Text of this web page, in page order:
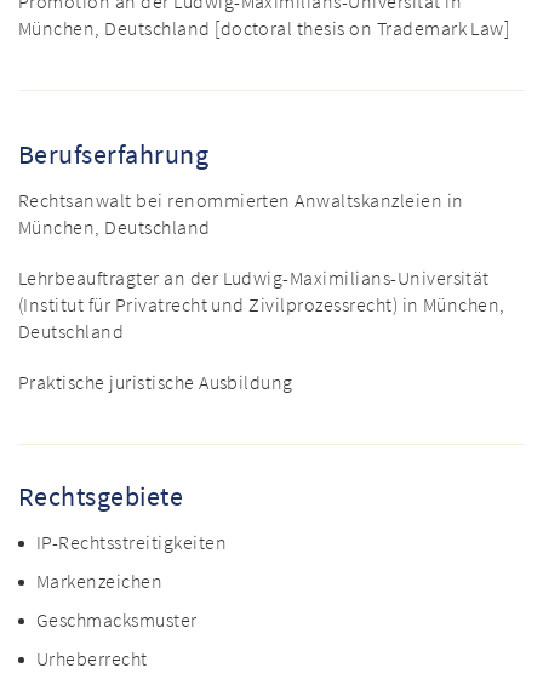
München, Deutschland [doctoral thesis on Trademark Law]
Berufserfahrung
Rechtsanwalt bei renommierten Anwaltskanzleien in
München, Deutschland
Lehrbeauftragter an der Ludwig-Maximilians-Universität
(Institut für Privatrecht und Zivilprozessrecht) in München,
Deutschland
Praktische juristische Ausbildung
Rechtsgebiete
IP-Rechtsstreitigkeiten
Markenzeichen
Geschmacksmuster
Urheberrecht